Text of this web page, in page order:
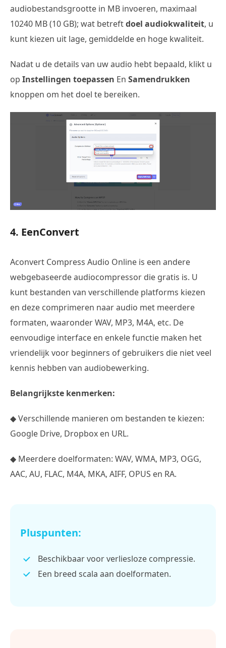
audiobestandsgrootte in MB invoeren, maximaal
10240 MB (10 GB); wat betreftdoel audiokwaliteit, u
kunt kiezen uit lage, gemiddelde en hoge kwaliteit.
Nadat u de details van uw audio hebt bepaald, klikt u
op Instellingen toepassen En Samendrukken
knoppen om het doel te bereiken.
4. EenConvert
Aconvert Compress Audio Online is een andere
webgebaseerde audiocompressor die gratis is. U
kunt bestanden van verschillende platforms kiezen
en deze comprimeren naar audio met meerdere
formaten, waaronder WAV, MP3, M4A, etc. De
eenvoudige interface en enkele functie maken het
vriendelijk voor beginners of gebruikers die niet veel
kennis hebben van audiobewerking.
Belangrijkste kenmerken:
◆ Verschillende manieren om bestanden te kiezen:
Google Drive, Dropbox en URL.
◆ Meerdere doelformaten: WAV, WMA, MP3, OGG,
AAC, AU, FLAC, M4A, MKA, AIFF, OPUS en RA.
Pluspunten:
Beschikbaar voor verliesloze compressie.
Een breed scala aan doelformaten.